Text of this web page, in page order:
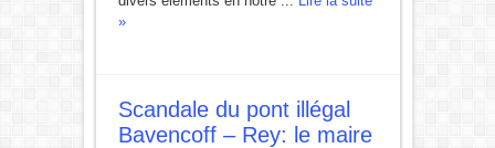
»
Scandale du pont illégal
Bavencoff – Rey: le maire